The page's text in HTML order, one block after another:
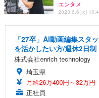
エンタメ
2023.6.6(火)
「27卒」AI動画編集スタ
を活かしたい方/週休2日
株式会社enrich technology
埼玉県
月給26万400円～32万円
正社員